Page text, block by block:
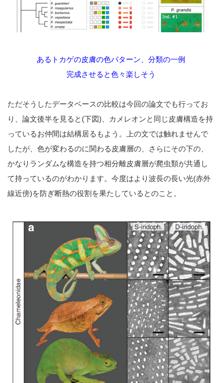
あるトカゲの皮膚の色パターン、分類の一例
完成させると色々楽しそう
ただそうしたデータベースの比較は今回の論文でも行ってお
り、論文後半を見ると(下図)、カメレオンと同じ皮膚構造を持
っているお仲間は結構居るもよう。上の文では触れませんで
したが、色が変わるのに関わる皮膚層の、さらにその下の、
かなりランダムな構造を持つ相分離皮膚層が爬虫類が共通し
て持っているのがわかります。今度はより波長の長い光(赤外
線近傍)を防ぎ断熱の役割を果たしているとのこと。